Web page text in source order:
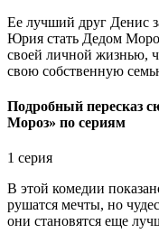
Ее лучший друг Денис
Юрия стать Дедом
своей личной жизнью,
свою собственную
Подробный пересказ
Мороз» по сериям
1 серия
В этой комедии
рушатся мечты, но
они становятся еще